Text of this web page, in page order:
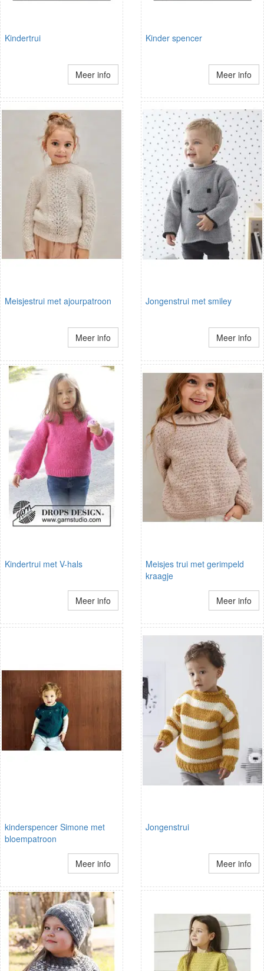
Kindertrui
Meer info
Kinder spencer
Meer info
Meisjestrui met ajourpatroon
Meer info
Jongenstrui met smiley
Meer info
Kindertrui met V-hals
Meer info
Meisjes trui met gerimpeld
kraagje
Meer info
kinderspencer Simone met
bloempatroon
Meer info
Jongenstrui
Meer info